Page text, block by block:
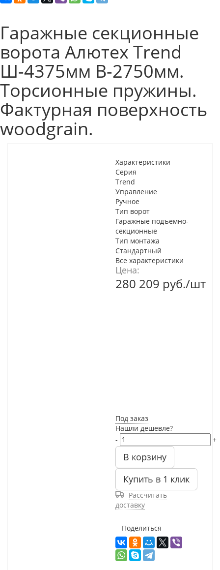
Гаражные секционные
ворота Алютех Trend
Ш-4375мм В-2750мм.
Торсионные пружины.
Фактурная поверхность
woodgrain.
Характеристики
Серия
Trend
Управление
Ручное
Тип ворот
Гаражные подъемно-
секционные
Тип монтажа
Стандартный
Все характеристики
Цена:
280 209 руб./шт
Под заказ
Нашли дешевле?
-
+
В корзину
Купить в 1 клик
Рассчитать
доставку
Поделиться